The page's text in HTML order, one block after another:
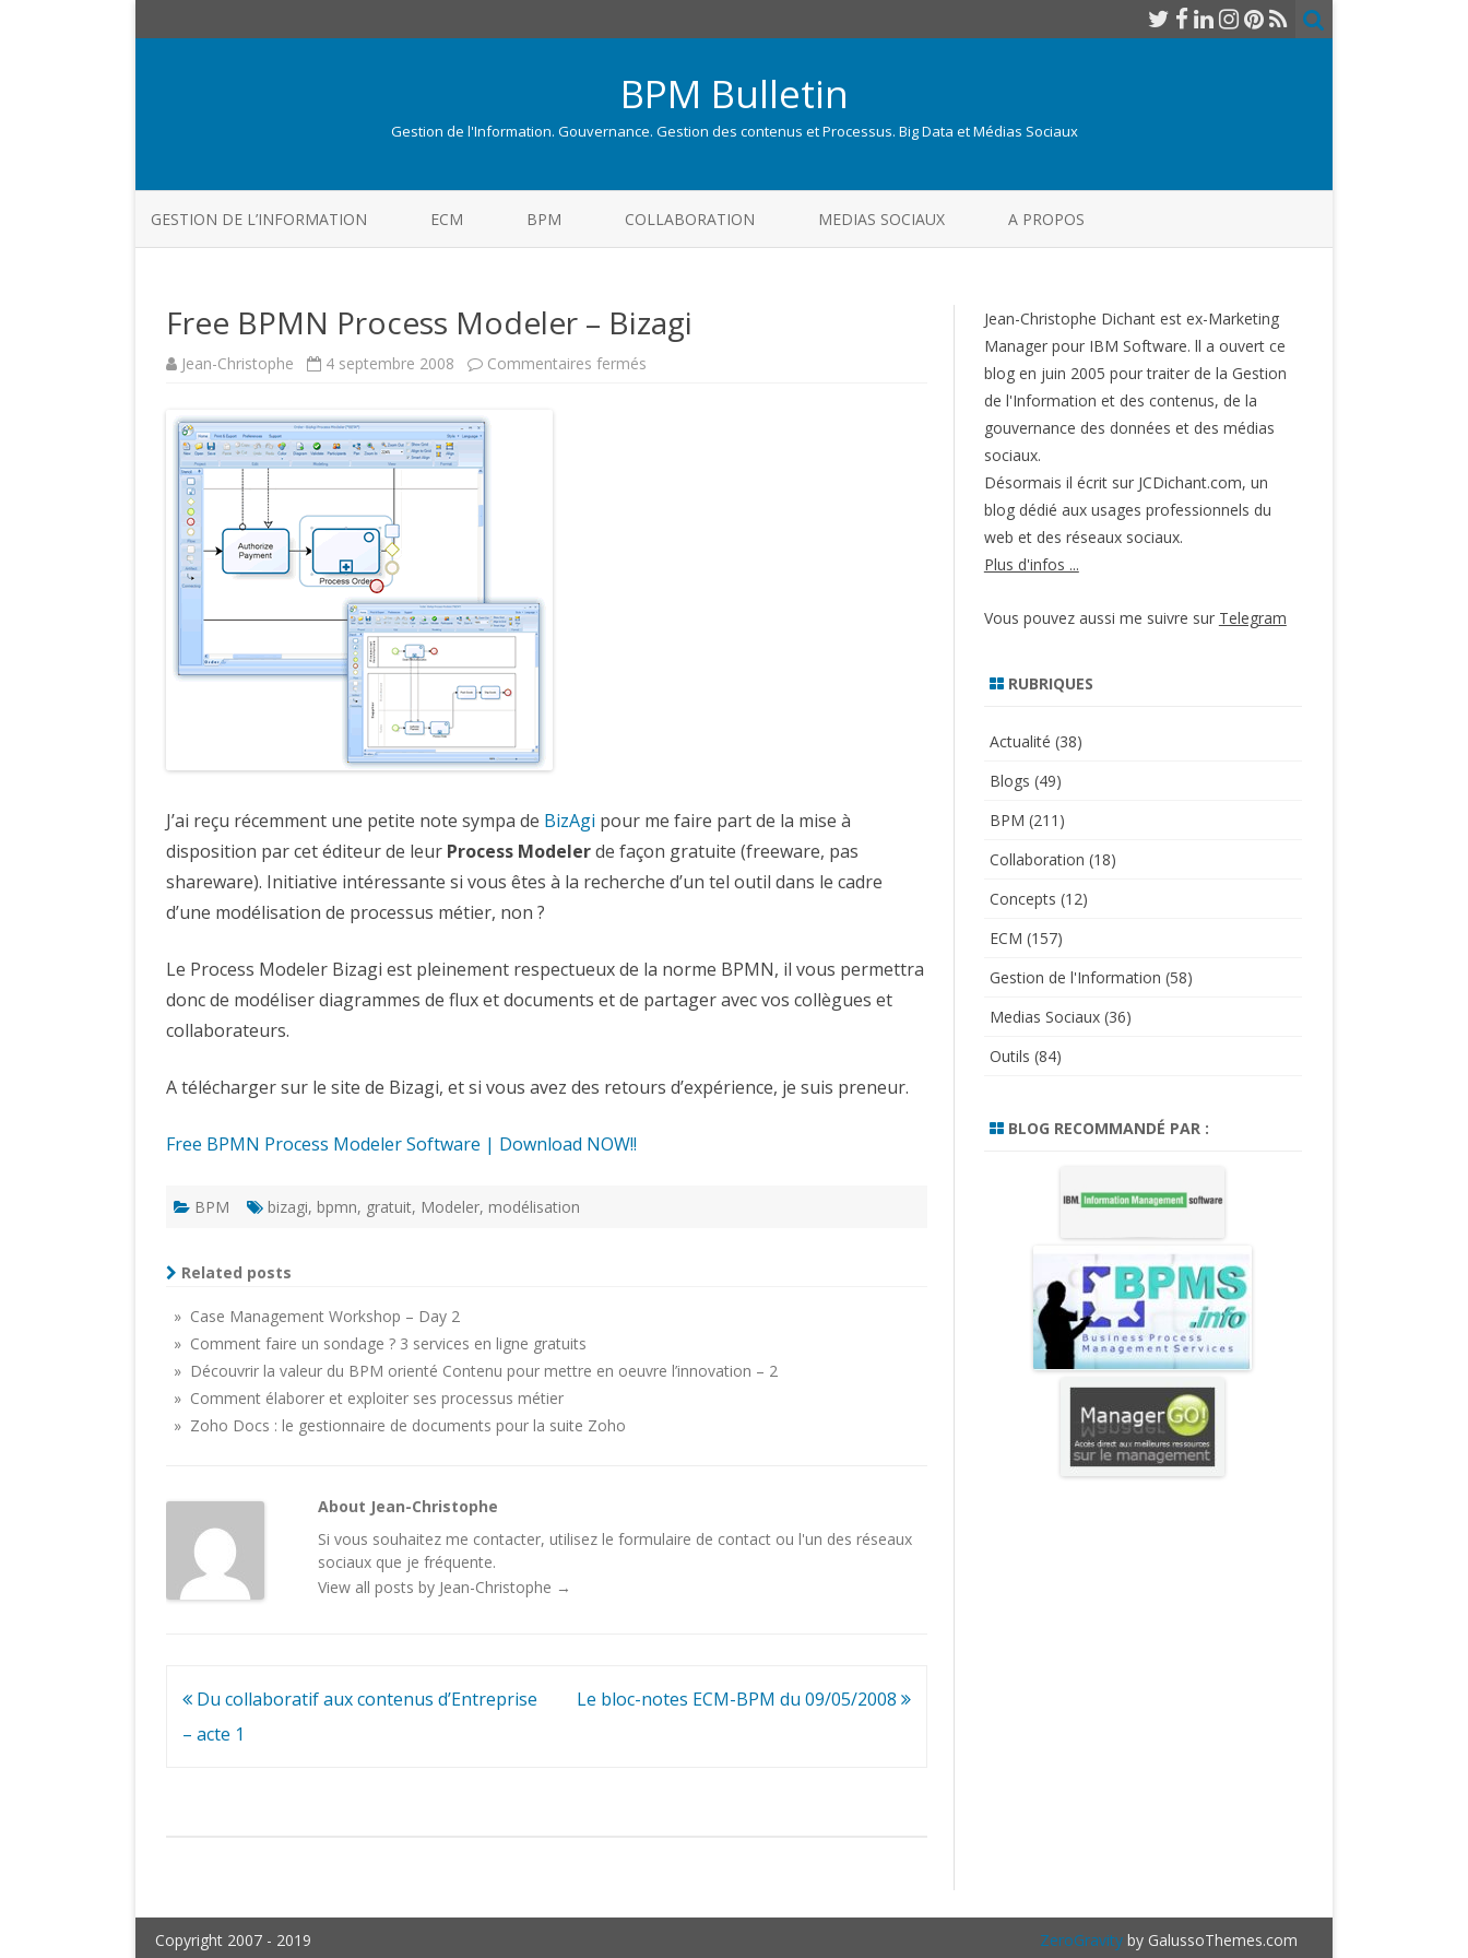
BPM Bulletin
Gestion de l'Information. Gouvernance. Gestion des contenus et Processus. Big Data et Médias Sociaux
to
GESTION DE L’INFORMATION ECM BPM COLLABORATION MEDIAS SOCIAUX A PROPOS
Free BPMN Process Modeler – Bizagi
Jean-Christophe 4 septembre 2008 Commentaires fermés
J’ai reçu récemment une petite note sympa de BizAgi pour me faire part de la mise à
disposition par cet éditeur de leur Process Modelerde façon gratuite (freeware, pas
shareware). Initiative intéressante si vous êtes à la recherche d’un tel outil dans le cadre
d’une modélisation de processus métier, non ?
Le Process Modeler Bizagi est pleinement respectueux de la norme BPMN, il vous permettra
donc de modéliser diagrammes de flux et documents et de partager avec vos collègues et
collaborateurs.
A télécharger sur le site de Bizagi, et si vous avez des retours d’expérience, je suis preneur.
Free BPMN Process Modeler Software | Download NOW!!
BPM bizagi, bpmn, gratuit, Modeler, modélisation
Related posts
» Case Management Workshop – Day 2
» Comment faire un sondage ? 3 services en ligne gratuits
» Découvrir la valeur du BPM orienté Contenu pour mettre en oeuvre l’innovation – 2
» Comment élaborer et exploiter ses processus métier
» Zoho Docs : le gestionnaire de documents pour la suite Zoho
About Jean-Christophe
Si vous souhaitez me contacter, utilisez leformulaire de contact ou l'un desréseaux
sociaux que je fréquente.
View all posts by Jean-Christophe →
Navigation
de
Du collaboratif aux contenus d’Entreprise
– acte 1
Le bloc-notes ECM-BPM du 09/05/2008
Jean-Christophe Dichant est ex-Marketing
Manager pour IBM Software. ll a ouvert ce
blog en juin 2005 pour traiter de la Gestion
de l'Information et des contenus, de la
gouvernance des données et des médias
sociaux.
Désormais il écrit sur JCDichant.com, un
blog dédié aux usages professionnels du
web et des réseaux sociaux.
Plus d'infos ...
Vous pouvez aussi me suivre sur Telegram
RUBRIQUES
Actualité (38)
Blogs (49)
BPM (211)
Collaboration (18)
Concepts (12)
ECM (157)
Gestion de l'Information (58)
Medias Sociaux(36)
Outils (84)
BLOG RECOMMANDÉ PAR :
Copyright 2007 - 2019 ZeroGravity by GalussoThemes.com